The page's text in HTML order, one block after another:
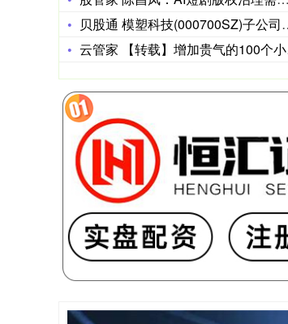
贝股通 模塑科技(000700SZ)子公司获得外饰件产品项目
云管家 【转载】增加贵气的100个小细节